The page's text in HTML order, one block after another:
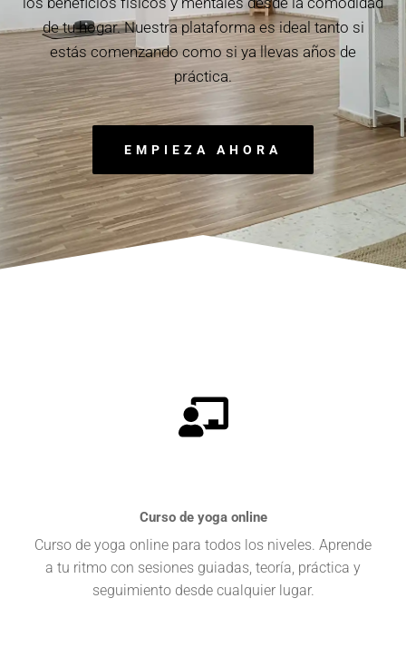
de tu hogar. Nuestra plataforma es ideal tanto si
estás comenzando como si ya llevas años de
práctica.
EMPIEZA AHORA
Curso de yoga online
Curso de yoga online para todos los niveles. Aprende
a tu ritmo con sesiones guiadas, teoría, práctica y
seguimiento desde cualquier lugar.